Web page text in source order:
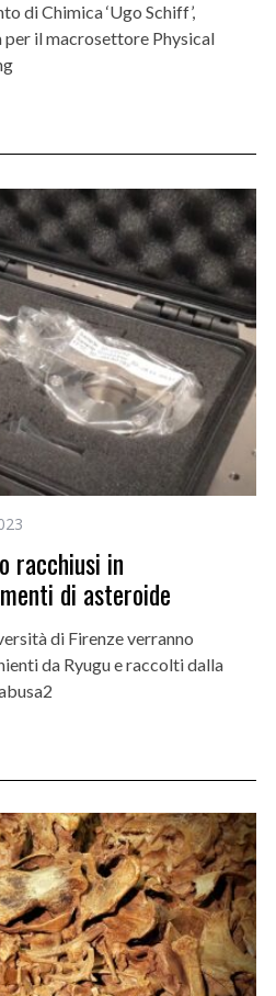
di Chimica ‘Ugo Schiff’,
il macrosettore Physical
racchiusi in
di asteroide
di Firenze verranno
da Ryugu e raccolti dalla